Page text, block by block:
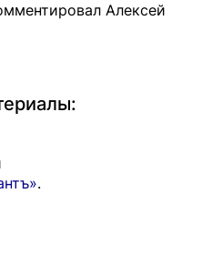
Алексей
.